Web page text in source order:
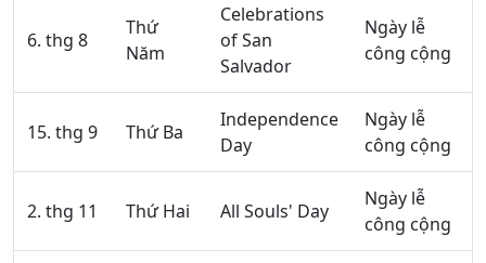
6. thg 8
Thứ
Năm
Celebrations
of San
Salvador
Ngày lễ
công cộng
15. thg 9 Thứ Ba
Independence
Day
Ngày lễ
công cộng
2. thg 11 Thứ Hai All Souls' Day
Ngày lễ
công cộng